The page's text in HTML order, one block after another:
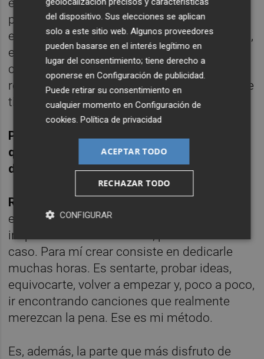
posibles. La gente hace un esfuerzo
económico, viaja para verte y, muchas veces,
es la primera vez que asiste a uno de tus
conciertos. Creo que tienes la obligación de
responder a esa confianza dando lo mejor de
ti.
P. Entonces ese tópico del artista que dice
que sus mejores ideas aparecen después
de unas copas no va mucho contigo.
R.
exagerado. Habrá quien encuentre
inspiración de esa manera, pero no es mi
caso. Para mí crear consiste en dedicarle
muchas horas. Es sentarte, probar ideas,
equivocarte, volver a empezar y, poco a poco,
ir encontrando canciones que realmente
merezcan la pena. Ese es mi método.
Es, además, la parte que más disfruto de
del dispositivo. Sus elecciones se aplican
solo a este sitio web. Algunos proveedores
pueden basarse en el interés legítimo en
lugar del consentimiento; tiene derecho a
oponerse enConfiguración de publicidad.
Puede retirar su consentimiento en
cualquier momento enConfiguración de
cookies.Política de privacidad
ACEPTAR TODO
RECHAZAR TODO
CONFIGURAR